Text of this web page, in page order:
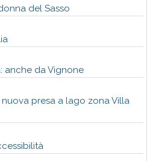
del Sasso
anche da Vignone
presa a lago zona Villa